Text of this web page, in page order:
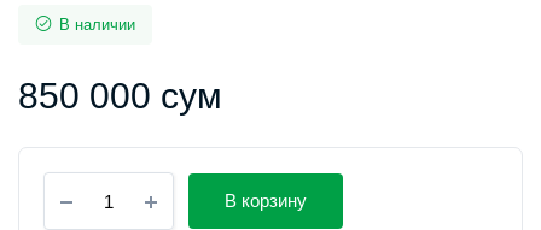
В наличии
850 000 сум
беспроводная
В корзину